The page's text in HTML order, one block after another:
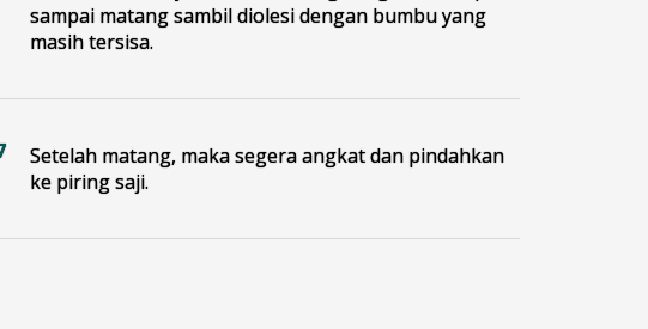
sampai matang sambil diolesi dengan bumbu yang
masih tersisa.
Setelah matang, maka segera angkat dan pindahkan
ke piring saji.